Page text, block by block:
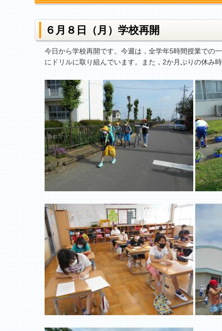
６月８日（月）学校再開
今日から学校再開です。今週は，全学年5時間授業での
にドリルに取り組んでいます。また，2か月ぶりの休み